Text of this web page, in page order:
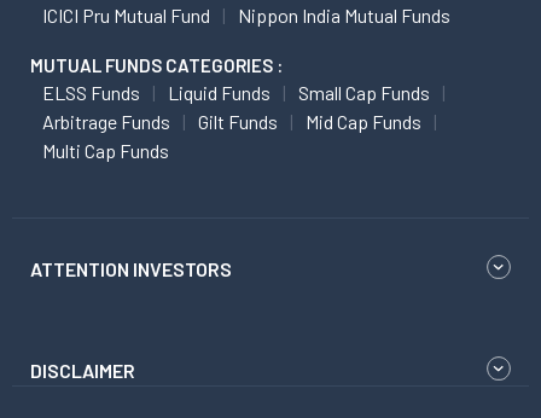
ICICI Pru Mutual Fund
Nippon India Mutual Funds
MUTUAL FUNDS CATEGORIES :
ELSS Funds Liquid Funds
Small Cap Funds
Arbitrage Funds
Gilt Funds
Mid Cap Funds
Multi Cap Funds
ATTENTION INVESTORS
DISCLAIMER